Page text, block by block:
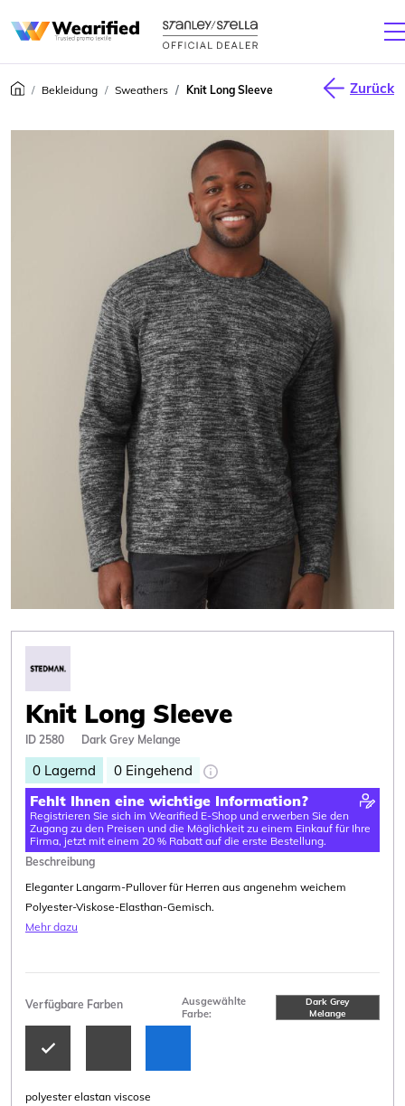
Bekleidung Sweathers Knit Long Sleeve Zurück
Knit Long Sleeve
ID 2580 Dark Grey Melange
0 Lagernd 0 Eingehend
Fehlt Ihnen eine wichtige Information?
Registrieren Sie sich im Wearified E-Shop und erwerben Sie den
Zugang zu den Preisen und die Möglichkeit zu einem Einkauf für Ihre
Firma, jetzt mit einem 20 % Rabatt auf die erste Bestellung.
Beschreibung
Eleganter Langarm-Pullover für Herren aus angenehm weichem
Polyester-Viskose-Elasthan-Gemisch.
Mehr dazu
Verfügbare Farben
Ausgewählte
Farbe:
Dark Grey
Melange
polyester elastan viscose